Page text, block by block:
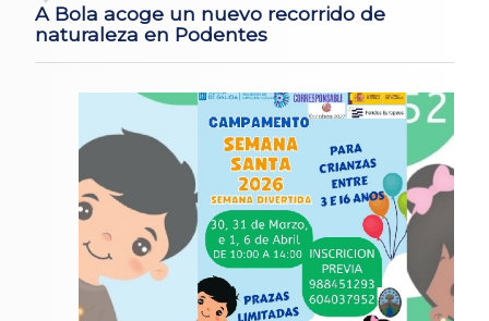
A Bola acoge un nuevo recorrido de
naturaleza en Podentes